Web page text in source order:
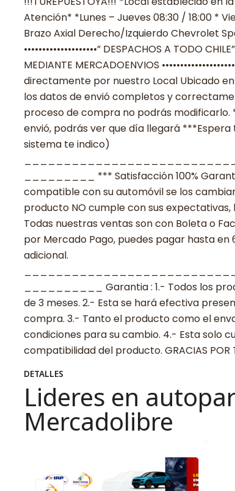
Atención* *Lunes – Jueves 08:30 / 18:00 *
Brazo Axial Derecho/Izquierdo Chevrolet
••••••••••••••••••••” DESPACHOS A TODO CHILE”
MEDIANTE MERCADOENVIOS
directamente por nuestro Local Ubicado
los datos de envió completos y
proceso de compra no podrás modificarlo.
envió, podrás ver que día llegará
sistema te indico)
_________ *** Satisfacción 100%
compatible con su automóvil se los
producto NO cumple con sus expectativas,
Todas nuestras ventas son con Boleta o
por Mercado Pago, puedes pagar hasta en
adicional.
__________ Garantia : 1.- Todos los
de 3 meses. 2.- Esta se hará efectiva
compra. 3.- Tanto el producto como el
condiciones para su cambio. 4.- Esta solo
compatibilidad del producto. GRACIAS POR
DETALLES
Lideres en
Mercadolibre